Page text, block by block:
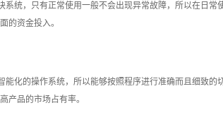
系统，只有正常使用一般不会出现异常故障，所以在日
的资金投入。
能化的操作系统，所以能够按照程序进行准确而且细致
产品的市场占有率。